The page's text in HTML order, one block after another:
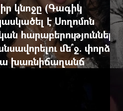
կնոջը (Գագիկ
է Սողոմոն
հարաբերություններ
մե՞ջ. փորձում
խառնիճաղանճ